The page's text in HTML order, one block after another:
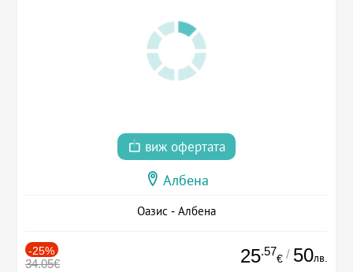
виж офертата
Албена
Оазис - Албена
-25%
34.05€ 25.57
€ / 50лв.